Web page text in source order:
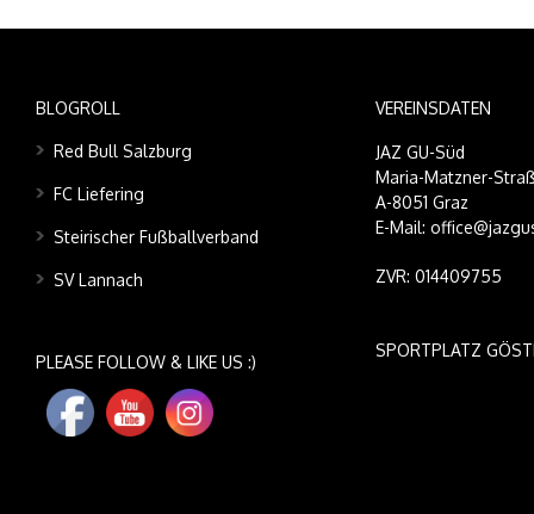
BLOGROLL
Red Bull Salzburg
FC Liefering
Steirischer Fußballverband
SV Lannach
PLEASE FOLLOW & LIKE US :)
VEREINSDATEN
JAZ GU-Süd
Maria-Matzner-
A-8051 Graz
E-Mail:
ZVR: 014409755
SPORTPLATZ